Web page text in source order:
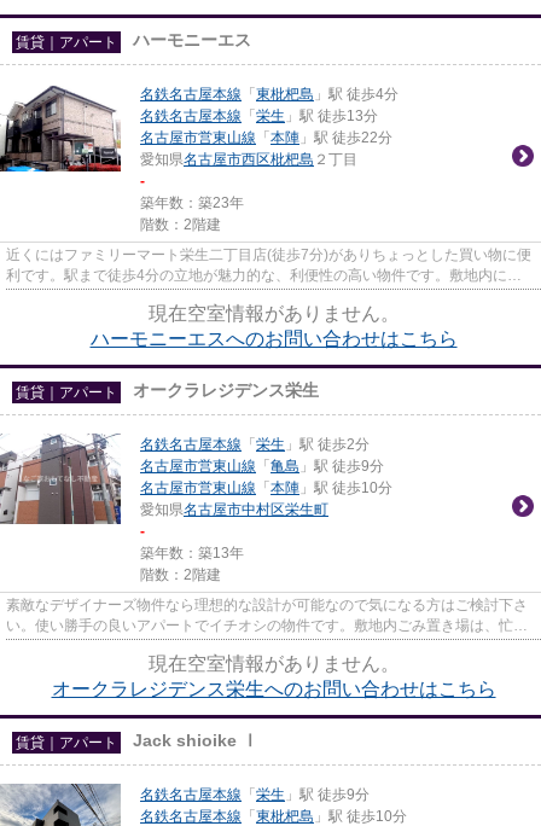
賃貸｜アパート ハーモニーエス
名鉄名古屋本線 「 東枇杷島 」駅 徒歩4分
名鉄名古屋本線 「 栄生 」駅 徒歩13分
名古屋市営東山線 「 本陣 」駅 徒歩22分
愛知県名古屋市西区枇杷島 ２丁目
-
築年数：築23年
階数：2階建
近くにはファミリーマート栄生二丁目店(徒歩7分)がありちょっとした買い物に便
利です。駅まで徒歩4分の立地が魅力的な、利便性の高い物件です。敷地内には
現在空室情報がありません。
ハーモニーエスへのお問い合わせはこちら
賃貸｜アパート オークラレジデンス栄生
名鉄名古屋本線 「 栄生 」駅 徒歩2分
名古屋市営東山線 「 亀島 」駅 徒歩9分
名古屋市営東山線 「 本陣 」駅 徒歩10分
愛知県名古屋市中村区栄生町
-
築年数：築13年
階数：2階建
素敵なデザイナーズ物件なら理想的な設計が可能なので気になる方はご検討下さ
い。使い勝手の良いアパートでイチオシの物件です。敷地内ごみ置き場は、忙し
現在空室情報がありません。
オークラレジデンス栄生へのお問い合わせはこちら
賃貸｜アパート Jack shioike Ⅰ
名鉄名古屋本線 「 栄生 」駅 徒歩9分
名鉄名古屋本線 「 東枇杷島 」駅 徒歩10分